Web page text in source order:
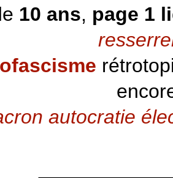
10 ans, page 1
autocratie